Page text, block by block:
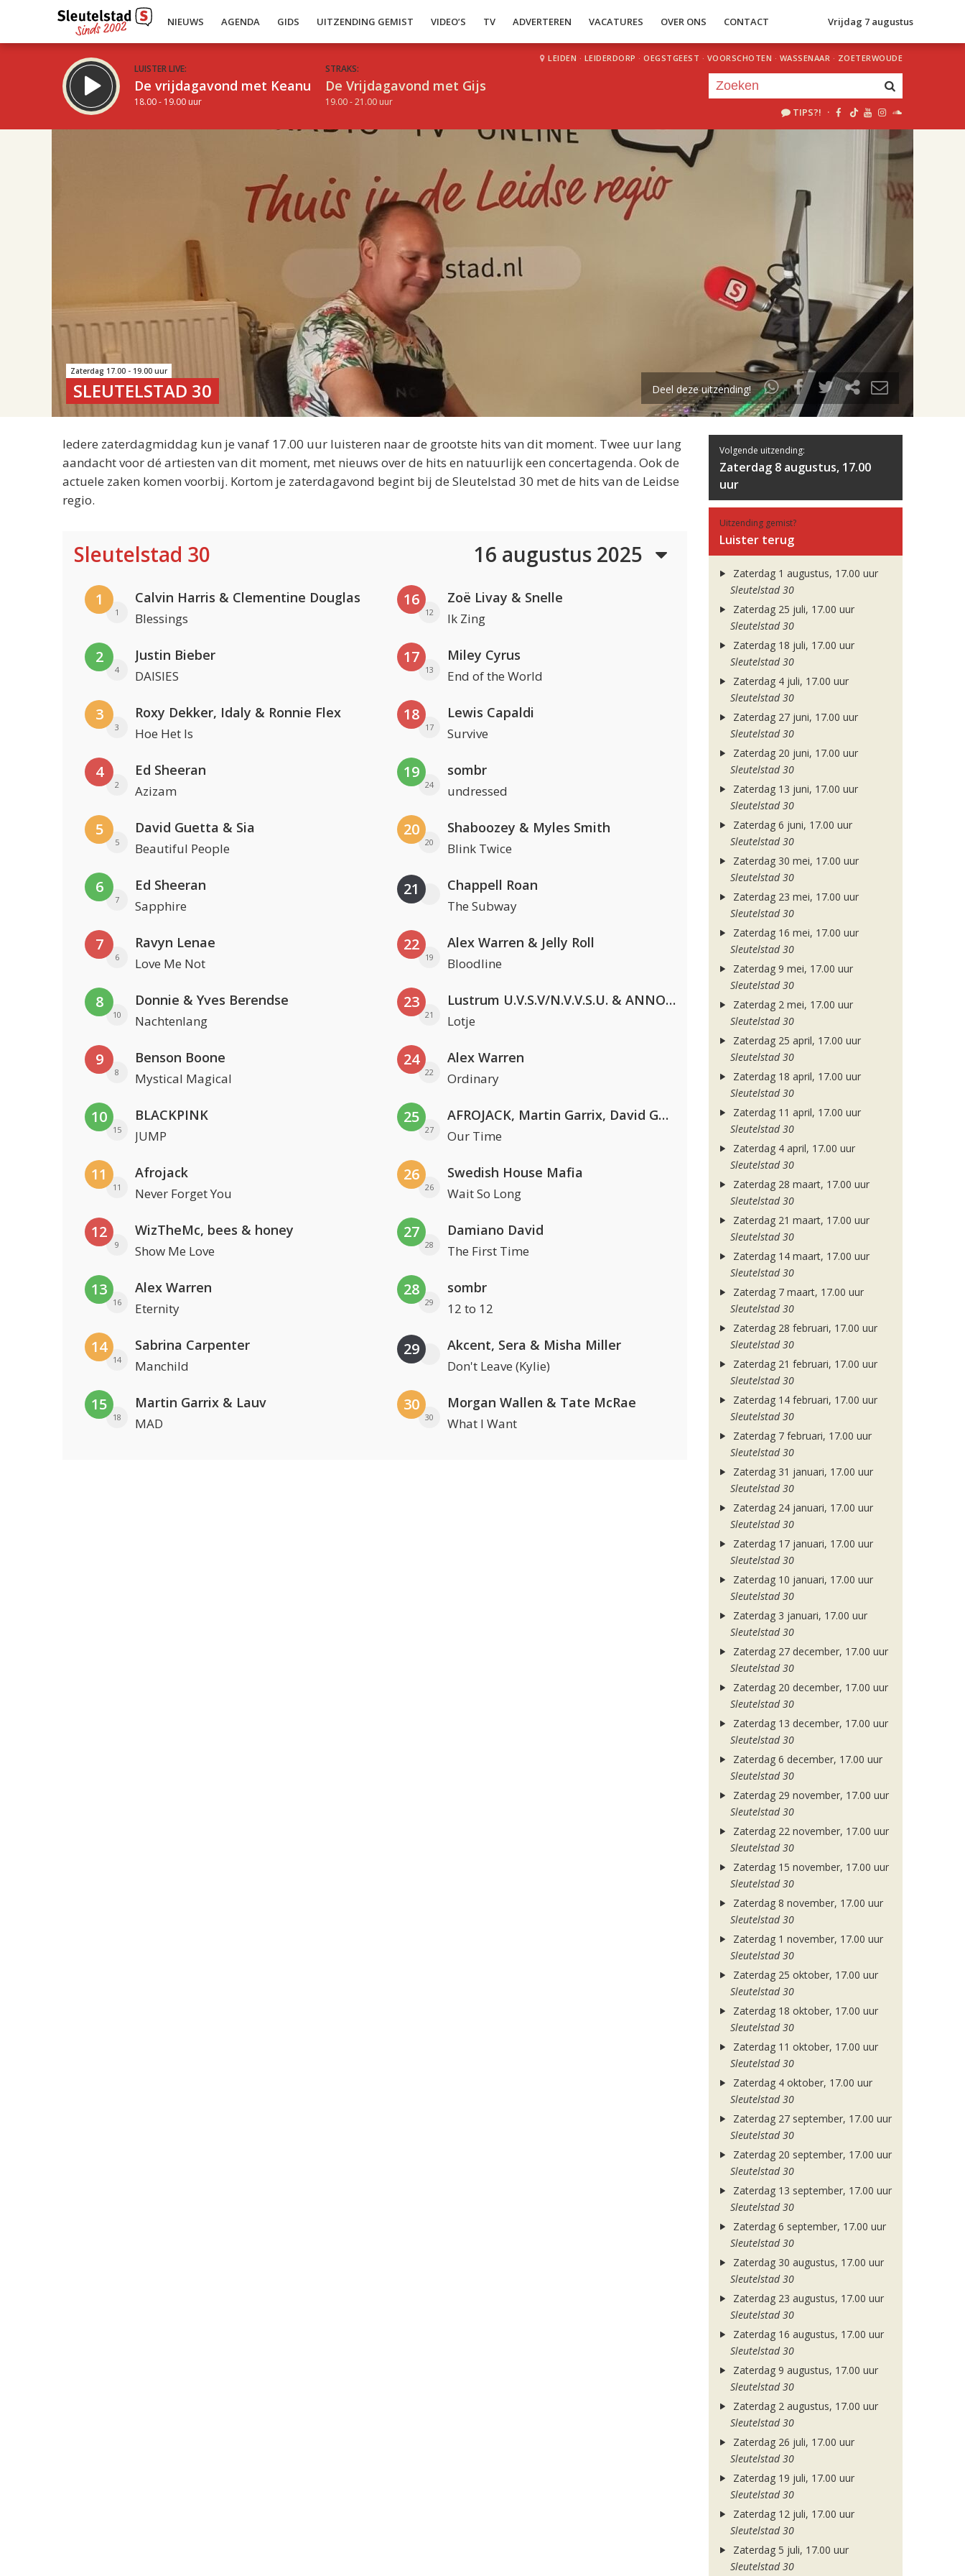
NIEUWS AGENDA GIDS UITZENDING GEMIST VIDEO’S TV ADVERTEREN VACATURES OVER ONS CONTACT Vrijdag 7 augustus
LUISTER LIVE:
De vrijdagavond met Keanu
18.00 - 19.00 uur
STRAKS:
De Vrijdagavond met Gijs
19.00 - 21.00 uur
LEIDEN · LEIDERDORP · OEGSTGEEST · VOORSCHOTEN · WASSENAAR · ZOETERWOUDE
TIPS?! ·
uur 1 van 2
Volgend uur
Zaterdag 17.00 - 19.00 uur
SLEUTELSTAD 30 Deel deze uitzending!
Iedere zaterdagmiddag kun je vanaf 17.00 uur luisteren naar de grootste hits van dit moment. Twee uur lang
aandacht voor dé artiesten van dit moment, met nieuws over de hits en natuurlijk een concertagenda. Ook de
actuele zaken komen voorbij. Kortom je zaterdagavond begint bij de Sleutelstad 30 met de hits van de Leidse
regio.
Sleutelstad 30 16 augustus 2025
1
1
Calvin Harris & Clementine Douglas
Blessings
2
4
Justin Bieber
DAISIES
3
3
Roxy Dekker, Idaly & Ronnie Flex
Hoe Het Is
4
2
Ed Sheeran
Azizam
5
5
David Guetta & Sia
Beautiful People
6
7
Ed Sheeran
Sapphire
7
6
Ravyn Lenae
Love Me Not
8
10
Donnie & Yves Berendse
Nachtenlang
9
8
Benson Boone
Mystical Magical
10
15
BLACKPINK
JUMP
11
11
Afrojack
Never Forget You
12
9
WizTheMc, bees & honey
Show Me Love
13
16
Alex Warren
Eternity
14
14
Sabrina Carpenter
Manchild
15
18
Martin Garrix & Lauv
MAD
16
12
Zoë Livay & Snelle
Ik Zing
17
13
Miley Cyrus
End of the World
18
17
Lewis Capaldi
Survive
19
24
sombr
undressed
20
20
Shaboozey & Myles Smith
Blink Twice
21 Chappell Roan
The Subway
22
19
Alex Warren & Jelly Roll
Bloodline
23
21
Lustrum U.V.S.V/N.V.V.S.U. & ANNO ONS & Jopke van Dobbenburgh & Roeland Beelen
Lotje
24
22
Alex Warren
Ordinary
25
27
AFROJACK, Martin Garrix, David Guetta & Amél
Our Time
26
26
Swedish House Mafia
Wait So Long
27
28
Damiano David
The First Time
28
29
sombr
12 to 12
29 Akcent, Sera & Misha Miller
Don't Leave (Kylie)
30
30
Morgan Wallen & Tate McRae
What I Want
Volgende uitzending:
Zaterdag 8 augustus, 17.00
uur
Uitzending gemist?
Luister terug
Zaterdag 1 augustus, 17.00 uur
Sleutelstad 30
Zaterdag 25 juli, 17.00 uur
Sleutelstad 30
Zaterdag 18 juli, 17.00 uur
Sleutelstad 30
Zaterdag 4 juli, 17.00 uur
Sleutelstad 30
Zaterdag 27 juni, 17.00 uur
Sleutelstad 30
Zaterdag 20 juni, 17.00 uur
Sleutelstad 30
Zaterdag 13 juni, 17.00 uur
Sleutelstad 30
Zaterdag 6 juni, 17.00 uur
Sleutelstad 30
Zaterdag 30 mei, 17.00 uur
Sleutelstad 30
Zaterdag 23 mei, 17.00 uur
Sleutelstad 30
Zaterdag 16 mei, 17.00 uur
Sleutelstad 30
Zaterdag 9 mei, 17.00 uur
Sleutelstad 30
Zaterdag 2 mei, 17.00 uur
Sleutelstad 30
Zaterdag 25 april, 17.00 uur
Sleutelstad 30
Zaterdag 18 april, 17.00 uur
Sleutelstad 30
Zaterdag 11 april, 17.00 uur
Sleutelstad 30
Zaterdag 4 april, 17.00 uur
Sleutelstad 30
Zaterdag 28 maart, 17.00 uur
Sleutelstad 30
Zaterdag 21 maart, 17.00 uur
Sleutelstad 30
Zaterdag 14 maart, 17.00 uur
Sleutelstad 30
Zaterdag 7 maart, 17.00 uur
Sleutelstad 30
Zaterdag 28 februari, 17.00 uur
Sleutelstad 30
Zaterdag 21 februari, 17.00 uur
Sleutelstad 30
Zaterdag 14 februari, 17.00 uur
Sleutelstad 30
Zaterdag 7 februari, 17.00 uur
Sleutelstad 30
Zaterdag 31 januari, 17.00 uur
Sleutelstad 30
Zaterdag 24 januari, 17.00 uur
Sleutelstad 30
Zaterdag 17 januari, 17.00 uur
Sleutelstad 30
Zaterdag 10 januari, 17.00 uur
Sleutelstad 30
Zaterdag 3 januari, 17.00 uur
Sleutelstad 30
Zaterdag 27 december, 17.00 uur
Sleutelstad 30
Zaterdag 20 december, 17.00 uur
Sleutelstad 30
Zaterdag 13 december, 17.00 uur
Sleutelstad 30
Zaterdag 6 december, 17.00 uur
Sleutelstad 30
Zaterdag 29 november, 17.00 uur
Sleutelstad 30
Zaterdag 22 november, 17.00 uur
Sleutelstad 30
Zaterdag 15 november, 17.00 uur
Sleutelstad 30
Zaterdag 8 november, 17.00 uur
Sleutelstad 30
Zaterdag 1 november, 17.00 uur
Sleutelstad 30
Zaterdag 25 oktober, 17.00 uur
Sleutelstad 30
Zaterdag 18 oktober, 17.00 uur
Sleutelstad 30
Zaterdag 11 oktober, 17.00 uur
Sleutelstad 30
Zaterdag 4 oktober, 17.00 uur
Sleutelstad 30
Zaterdag 27 september, 17.00 uur
Sleutelstad 30
Zaterdag 20 september, 17.00 uur
Sleutelstad 30
Zaterdag 13 september, 17.00 uur
Sleutelstad 30
Zaterdag 6 september, 17.00 uur
Sleutelstad 30
Zaterdag 30 augustus, 17.00 uur
Sleutelstad 30
Zaterdag 23 augustus, 17.00 uur
Sleutelstad 30
Zaterdag 16 augustus, 17.00 uur
Sleutelstad 30
Zaterdag 9 augustus, 17.00 uur
Sleutelstad 30
Zaterdag 2 augustus, 17.00 uur
Sleutelstad 30
Zaterdag 26 juli, 17.00 uur
Sleutelstad 30
Zaterdag 19 juli, 17.00 uur
Sleutelstad 30
Zaterdag 12 juli, 17.00 uur
Sleutelstad 30
Zaterdag 5 juli, 17.00 uur
Sleutelstad 30